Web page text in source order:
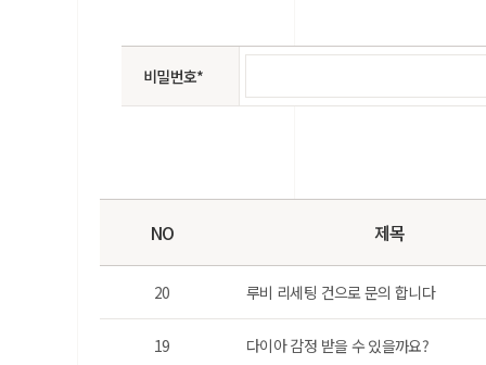
비밀번호*
NO 제목
20 루비 리세팅 건으로 문의 합니다
19 다이아 감정 받을 수 있을까요?